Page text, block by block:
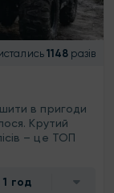
1148 разів
в пригоди
Крутий
– це ТОП
1 год